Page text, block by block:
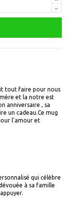
tout faire pour nous
et la notre est
anniversaire , sa
un cadeau.Ce mug
l'amour et
qui célèbre
à sa famille